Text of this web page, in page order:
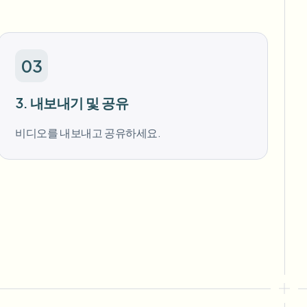
03
3. 내보내기 및 공유
비디오를 내보내고 공유하세요.